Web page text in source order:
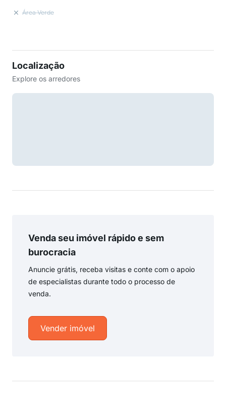
Área Verde
Localização
Explore os arredores
Venda seu imóvel rápido e sem
burocracia
Anuncie grátis, receba visitas e conte com o apoio
de especialistas durante todo o processo de
venda.
Vender imóvel